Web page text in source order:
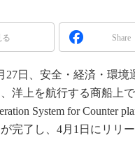
EdgeTech+
産業オープ
3D
S
る Share
日、安全・経済・環境
洋上を航行する商船上で
System for Counter
完了し、4月1日にリリ